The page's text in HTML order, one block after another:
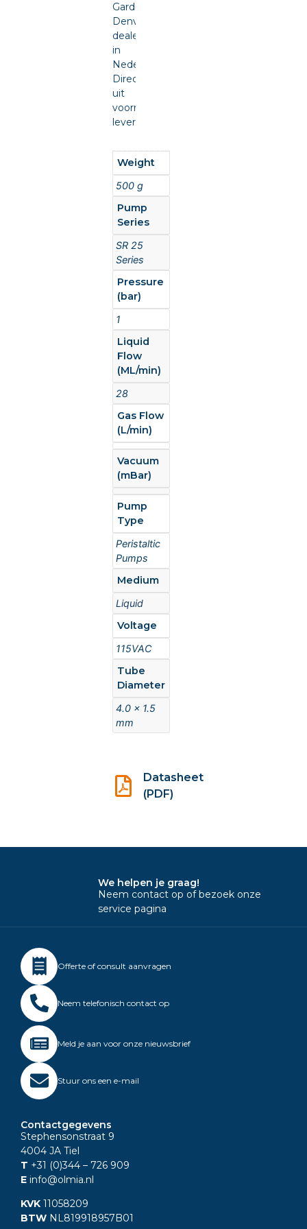
Gardner
Denver
dealer
in
Nederland.
Direct
uit
voorraad
leverbaar.
Weight
500 g
Pump
Series
SR 25
Series
Pressure
(bar)
1
Liquid
Flow
(ML/min)
28
Gas Flow
(L/min)
Vacuum
(mBar)
Pump
Type
Peristaltic
Pumps
Medium
Liquid
Voltage
115VAC
Tube
Diameter
4.0 x 1.5
mm
Datasheet
(PDF)
We helpen je graag!
Neem contact op of bezoek onze
service pagina
Offerte of consult aanvragen
Neem telefonisch contact op
Meld je aan voor onze nieuwsbrief
Stuur ons een e-mail
Contactgegevens
Stephensonstraat 9
4004 JA Tiel
T +31 (0)344 – 726 909
E info@olmia.nl
KVK 11058209
BTW NL819918957B01